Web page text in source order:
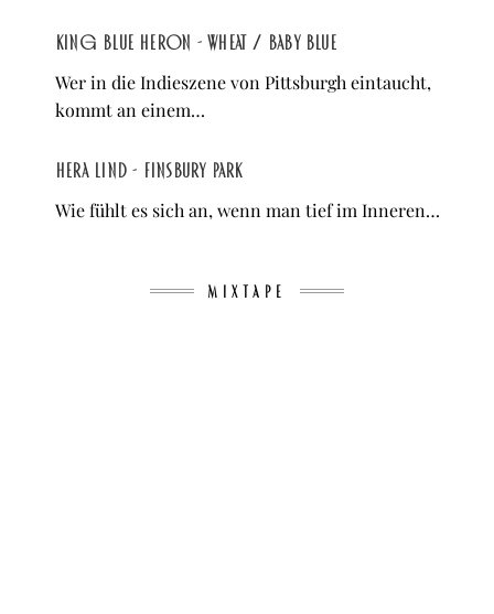
King Blue Heron - Wheat / Baby Blue
Wer in die Indieszene von Pittsburgh eintaucht,
kommt an einem…
Hera Lind - Finsbury Park
Wie fühlt es sich an, wenn man tief im Inneren…
MIXTAPE